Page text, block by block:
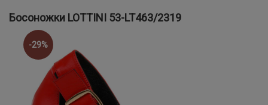
Босоножки LOTTINI 53-LT463/2319
-29%